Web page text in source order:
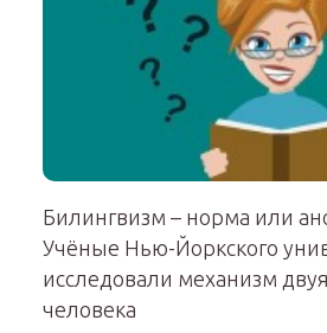
Билингвизм – норма или
Учёные Нью-Йоркского
исследовали механизм
человека